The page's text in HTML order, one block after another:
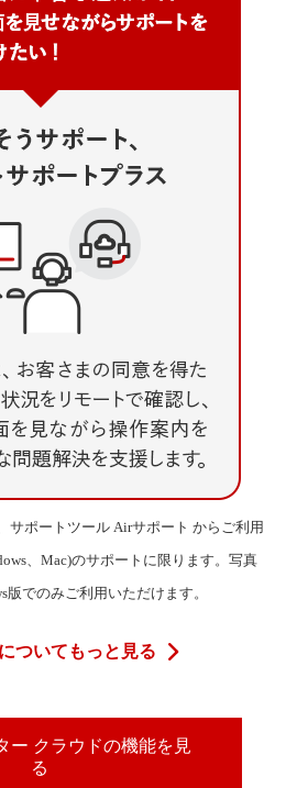
サポートツール Airサポート からご利用
、Mac)のサポートに限ります。写真
でのみご利用いただけます。
ついてもっと見る
ー クラウドの機能を見
る